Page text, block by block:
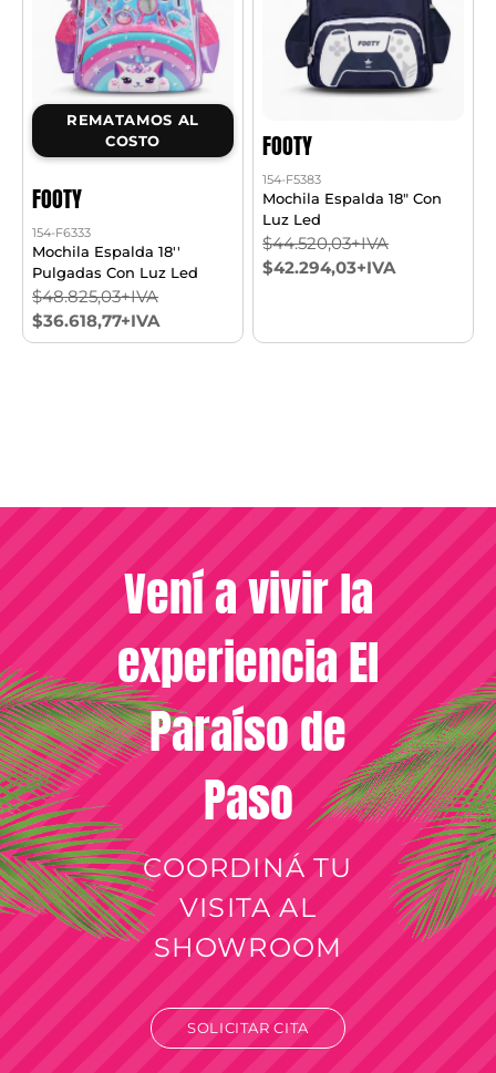
REMATAMOS AL
COSTO
FOOTY
154-F6333
Mochila Espalda 18''
Pulgadas Con Luz Led
$48.825,03+IVA
$36.618,77+IVA
FOOTY
154-F5383
Mochila Espalda 18" Con
Luz Led
$44.520,03+IVA
$42.294,03+IVA
Vení a vivir la
experiencia El
Paraíso de
Paso
COORDINÁ TU
VISITA AL
SHOWROOM
SOLICITAR CITA